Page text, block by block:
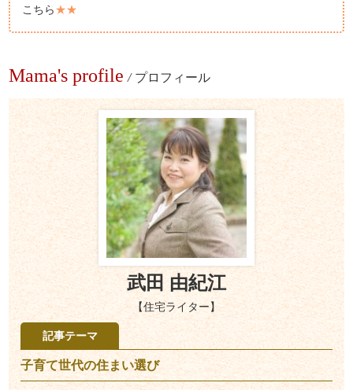
こちら★★
Mama's profile / プロフィール
武田 由紀江
【住宅ライター】
記事テーマ
子育て世代の住まい選び